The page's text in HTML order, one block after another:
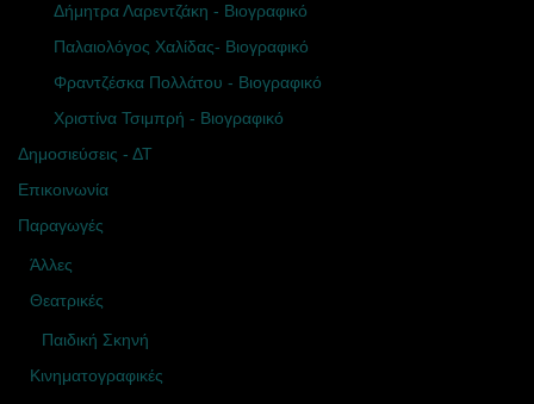
Δήμητρα Λαρεντζάκη - Βιογραφικό
Παλαιολόγος Χαλίδας- Βιογραφικό
Φραντζέσκα Πολλάτου - Βιογραφικό
Χριστίνα Τσιμπρή - Βιογραφικό
Δημοσιεύσεις - ΔΤ
Επικοινωνία
Παραγωγές
Άλλες
Θεατρικές
Παιδική Σκηνή
Κινηματογραφικές